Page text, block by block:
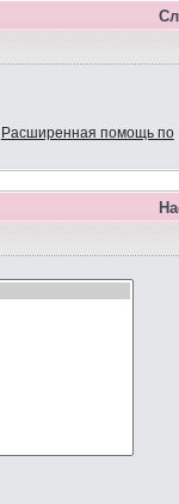
Расширенная помощь по